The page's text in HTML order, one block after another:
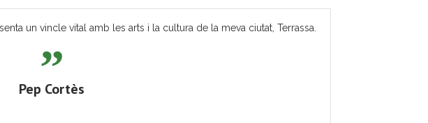
un vincle vital amb les arts i la cultura de la meva ciutat, Terrassa.
Pep Cortès